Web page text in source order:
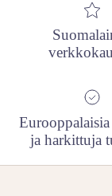
ja harkittuja